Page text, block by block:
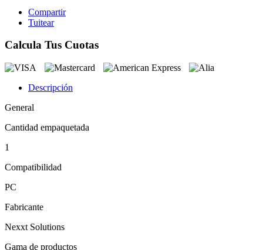
Compartir
Tuitear
Calcula Tus Cuotas
Descripción
General
Cantidad empaquetada
1
Compatibilidad
PC
Fabricante
Nexxt Solutions
Gama de productos